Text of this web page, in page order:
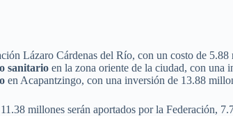
Lázaro Cárdenas del Río, con un costo de 5.88
sanitario en la zona oriente de la ciudad, con una
en Acapantzingo, con una inversión de 13.88
millones serán aportados por la Federación,